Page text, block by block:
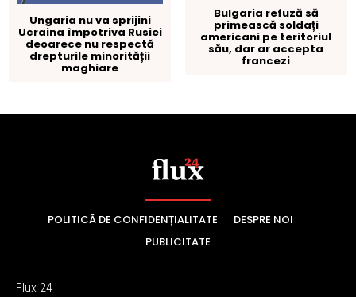
POLITICĂ DE CONFIDENȚIALITATE
DESPRE NOI
PUBLICITATE
Flux 24